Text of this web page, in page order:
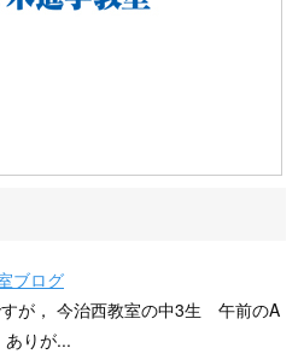
ブログ
が， 今治西教室の中3生 午前のA
ありが...